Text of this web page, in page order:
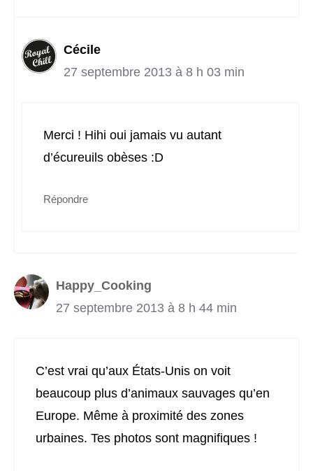
Cécile
27 septembre 2013 à 8 h 03 min
Merci ! Hihi oui jamais vu autant
d’écureuils obèses :D
Répondre
Happy_Cooking
27 septembre 2013 à 8 h 44 min
C’est vrai qu’aux États-Unis on voit
beaucoup plus d’animaux sauvages qu’en
Europe. Même à proximité des zones
urbaines. Tes photos sont magnifiques !